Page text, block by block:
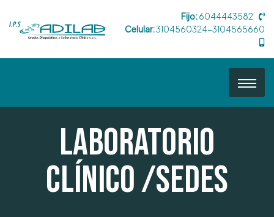
Fijo:6044443582
Celular:3104560324-3104565660
Laboratorio
Clínico /Sedes